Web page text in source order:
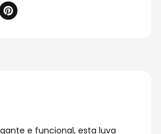
e funcional, esta luva